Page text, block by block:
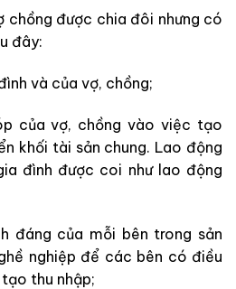
chồng được chia đôi nhưng có
đây:
và của vợ, chồng;
của vợ, chồng vào việc tạo
khối tài sản chung. Lao động
đình được coi như lao động
đáng của mỗi bên trong sản
nghiệp để các bên có điều
thu nhập;